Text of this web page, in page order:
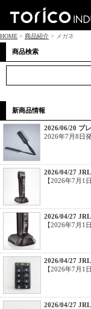
HOME > 商品紹介 > メガネ
商品検索
新商品情報
2026/06/20 ブ
2026年7月8日
2026/04/27
【2026年7月1
2026/04/27
【2026年7月1
2026/04/27
【2026年7月1
2026/04/27